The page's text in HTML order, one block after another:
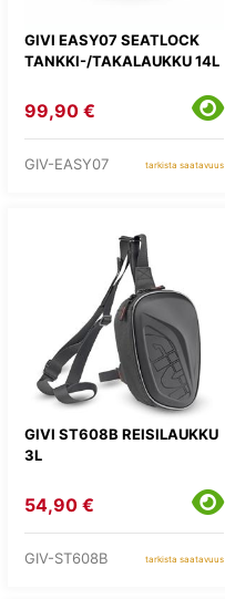
GIVI EASY07 SEATLOCK
TANKKI-/TAKALAUKKU 14L
99,90 €
GIV-EASY07 tarkista saatavuus
GIVI ST608B REISILAUKKU
3L
54,90 €
GIV-ST608B tarkista saatavuus